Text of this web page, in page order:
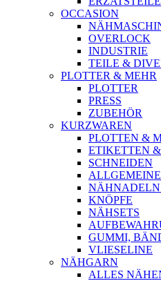
OCCASION
OVERLOCK
INDUSTRIE
TEILE &
PLOTTER & MEHR
PLOTTER
PRESS
ZUBEHÖR
KURZWAREN
PLOTTEN &
ETIKETTEN
SCHNEIDEN
KNÖPFE
NÄHSETS
GUMMI,
VLIESELINE
NÄHGARN
ALLES